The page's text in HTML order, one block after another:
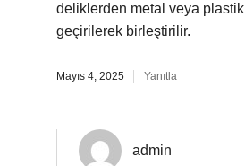
deliklerden metal veya plastik
geçirilerek birleştirilir.
Mayıs 4, 2025 Yanıtla
admin